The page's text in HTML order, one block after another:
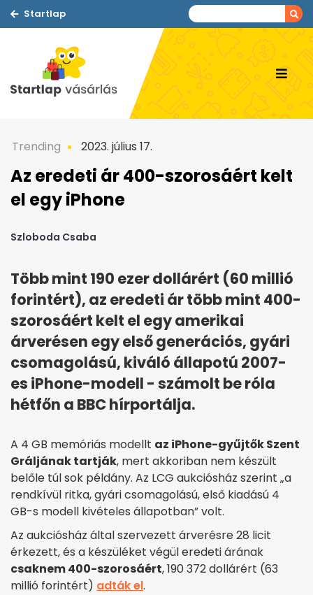
Startlap
Trending 2023. július 17.
Az eredeti ár 400-szorosáért kelt
el egy iPhone
Szloboda Csaba
Több mint 190 ezer dollárért (60 millió
forintért), az eredeti ár több mint 400-
szorosáért kelt el egy amerikai
árverésen egy első generációs, gyári
csomagolású, kiváló állapotú 2007-
es iPhone-modell - számolt be róla
hétfőn a BBC hírportálja.
A 4 GB memóriás modellt az iPhone-gyűjtők Szent
Gráljának tartják, mert akkoriban nem készült
belőle túl sok példány. Az LCG aukciósház szerint „a
rendkívül ritka, gyári csomagolású, első kiadású 4
GB-s modell kivételes állapotban” volt.
Az aukciósház által szervezett árverésre 28 licit
érkezett, és a készüléket végül eredeti árának
csaknem 400-szorosáért, 190 372 dollárért (63
millió forintért) adták el.